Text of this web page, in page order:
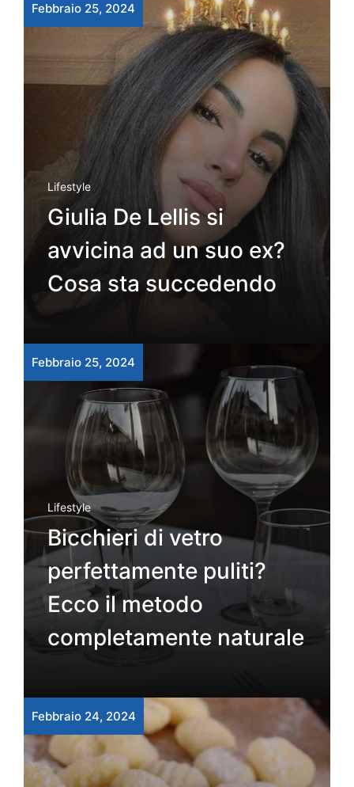
Febbraio 25, 2024
Lifestyle
Giulia De Lellis si
avvicina ad un suo ex?
Cosa sta succedendo
Febbraio 25, 2024
Lifestyle
Bicchieri di vetro
perfettamente puliti?
Ecco il metodo
completamente naturale
Febbraio 24, 2024